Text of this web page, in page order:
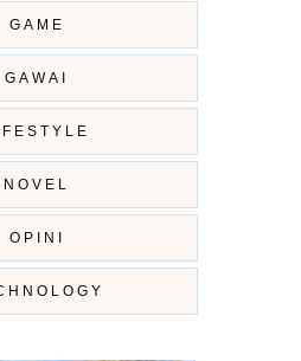
GAME
GAWAI
NOVEL
OPINI